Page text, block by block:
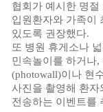
협회가 예시한 명
입원환자와 가족이
있도록 권장했다.
또 병원 휴게소나
민속놀이를 하거나,
(photowall)이나 현
사진을 촬영해 환자
전송하는 이벤트를